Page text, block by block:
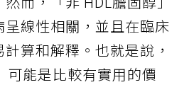
線性相關，並且在臨床
算和解釋。也就是說，
可能是比較有實用的價